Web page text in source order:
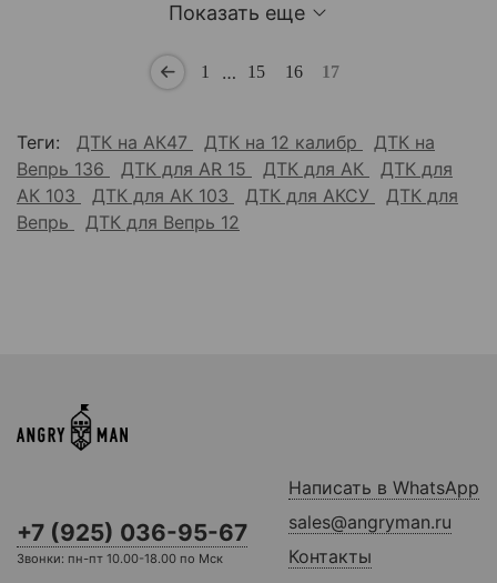
Показать еще
1 … 15 16 17
Теги: ДТК на АК47 ДТК на 12 калибр
ДТК на
Вепрь 136
ДТК для AR 15 ДТК для АК
ДТК для
АК 103
ДТК для АК 103 ДТК для АКСУ
ДТК для
Вепрь
ДТК для Вепрь 12
+7 (925) 036-95-67
Звонки: пн-пт 10.00-18.00 по Мск
Написать в WhatsApp
sales@angryman.ru
Контакты